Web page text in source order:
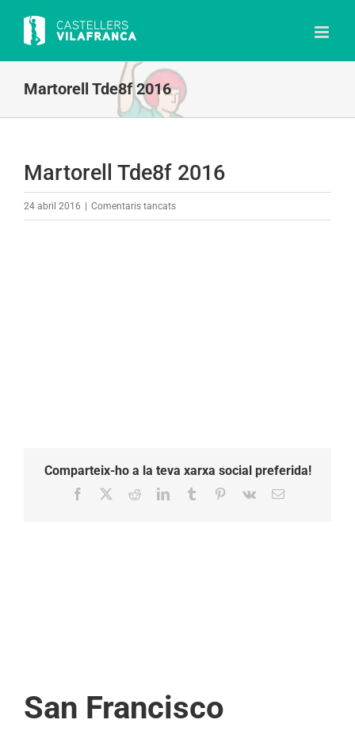
content
Martorell Tde8f 2016
Martorell Tde8f 2016
24 abril 2016 Comentaris tancatsa
Comparteix-ho a la teva xarxa social preferida!
Facebook RedditLinkedInTumblr Pinterest
Vk Email:
San Francisco